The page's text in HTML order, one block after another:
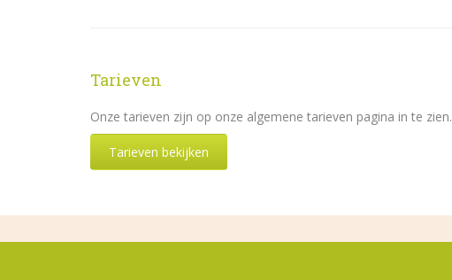
Tarieven
Onze tarieven zijn op onze algemene tarieven pagina in te zien.
Tarieven bekijken